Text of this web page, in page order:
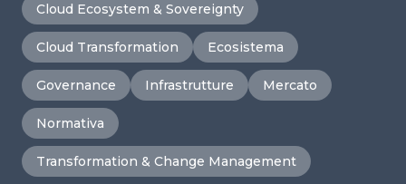
Cloud Ecosystem & Sovereignty
Cloud Transformation Ecosistema
Governance Infrastrutture Mercato
Normativa
Transformation & Change Management